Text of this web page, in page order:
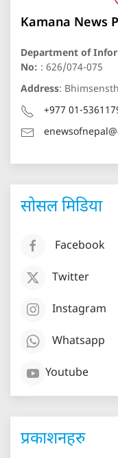
Kamana News
Department of
No: : 626/074-075
Address:
+977 01-
सोसल मिडिया
Facebook
Twitter
Instagram
Whatsapp
Youtube
प्रकाशनहरु